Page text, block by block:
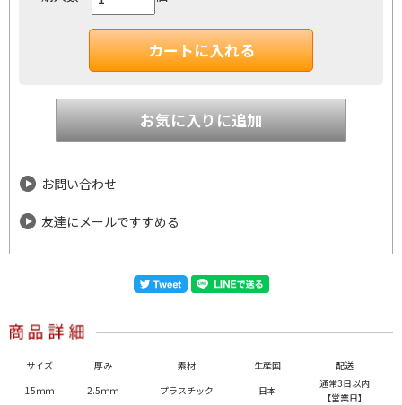
お問い合わせ
友達にメールですすめる
サイズ 厚み 素材 生産国
配送
15ｍｍ
2.5ｍｍ プラスチック 日本
通常3日以内
【営業日】